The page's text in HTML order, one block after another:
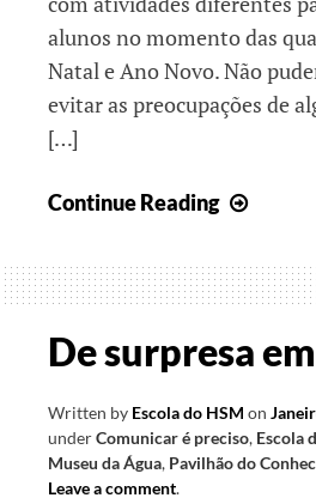
alunos no momento das
Natal e Ano Novo. Não
evitar as preocupações de
[…]
Continue Reading
com
alegria
muitos
De surpresa
Written by Escola do HSM on
underComunicar é preciso, Escola
Museu da Água, Pavilhão do
Leave a comment.